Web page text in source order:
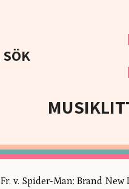
SÖK
MUSIK
Fr. v. Spider-Man: Brand